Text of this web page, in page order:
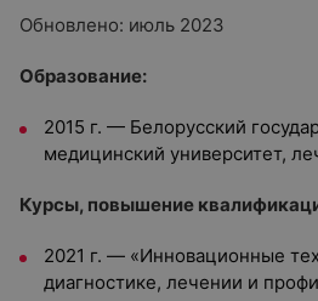
Обновлено: июль 2023
Oбразование:
2015 г. — Белорусский
медицинский университет,
Курсы, повышение
2021 г. — «Инновационные
диагностике, лечении и